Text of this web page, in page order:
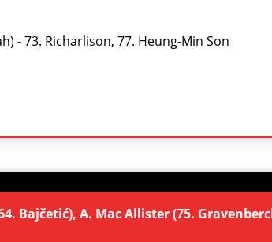
- 73. Richarlison, 77. Heung-Min Son
Bajčetić), A. Mac Allister (75.